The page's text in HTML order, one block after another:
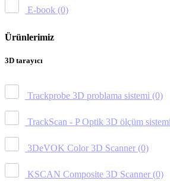
E-book (0)
Ürünlerimiz
3D tarayıcı
Trackprobe 3D problama sistemi (0)
TrackScan - P Optik 3D ölçüm sistemi
3DeVOK Color 3D Scanner (0)
KSCAN Composite 3D Scanner (0)